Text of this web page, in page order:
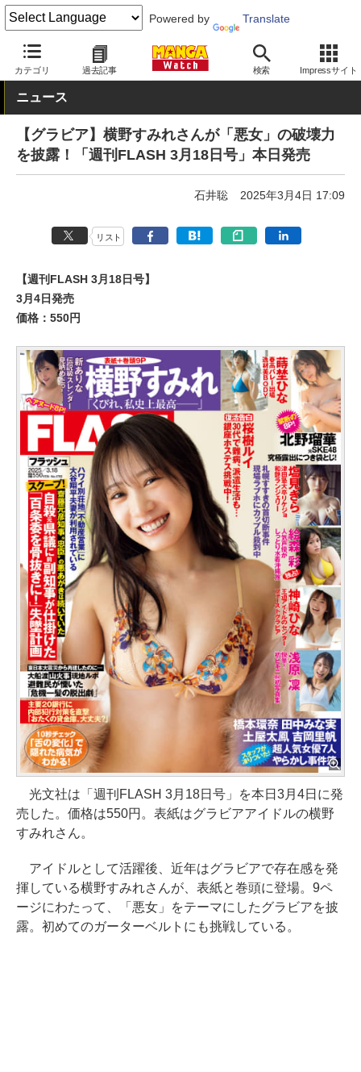
Powered by Translate
カテゴリ 過去記事 検索 Impressサイト
MANGA Watch グラビア
ニュース
【グラビア】横野すみれさんが「悪女」の破壊力
を披露！「週刊FLASH 3月18日号」本日発売
石井聡 2025年3月4日 17:09
リスト
【週刊FLASH 3月18日号】
3月4日発売
価格：550円
光文社は「週刊FLASH 3月18日号」を本日3月4日に発
売した。価格は550円。表紙はグラビアアイドルの横野
すみれさん。
アイドルとして活躍後、近年はグラビアで存在感を発
揮している横野すみれさんが、表紙と巻頭に登場。9ペ
ージにわたって、「悪女」をテーマにしたグラビアを披
露。初めてのガーターベルトにも挑戦している。